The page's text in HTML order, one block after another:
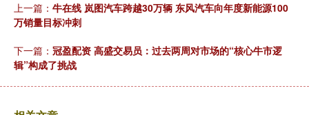
上一篇： 牛在线 岚图汽车跨越30万辆 东风汽车向年度新能源100
万销量目标冲刺
下一篇： 冠盈配资 高盛交易员：过去两周对市场的“核心牛市逻
辑”构成了挑战